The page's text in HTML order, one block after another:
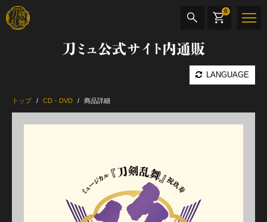
刀ミュ公式サイト内通販
LANGUAGE
0
CD・DVD BOOK その他
最新カテゴリー
トップ CD・DVD 商品詳細